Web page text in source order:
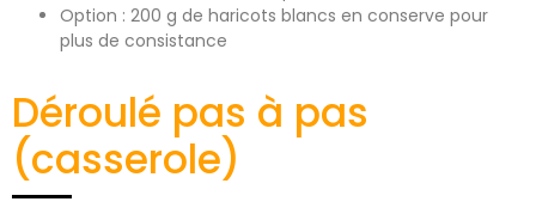
Option : 200 g de haricots blancs en conserve pour
plus de consistance
Déroulé pas à pas
(casserole)